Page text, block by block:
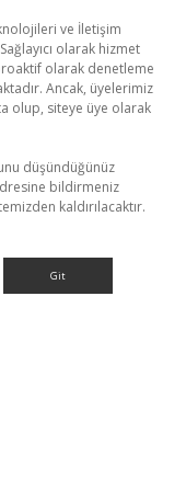
ve İletişim
olarak hizmet
olarak denetleme
Ancak, üyelerimiz
olup, siteye üye olarak
düşündüğünüz
bildirmeniz
kaldırılacaktır.